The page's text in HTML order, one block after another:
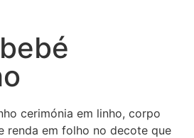
cerimónia em linho, corpo
renda em folho no decote que